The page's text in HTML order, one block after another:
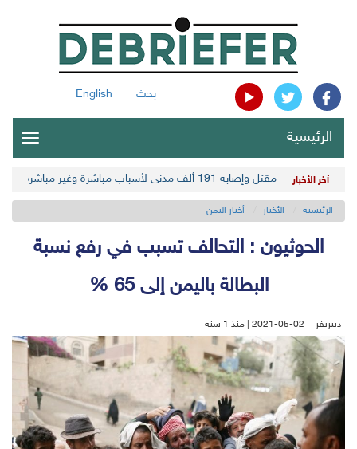
بحث English
الرئيسية
آخر الأخبار مقتل وإصابة 191 ألف مدني لأسباب مباشرة وغير مباشرة في أحدث حصيلة حوثية
الرئيسية الأخبار أخبار اليمن
الحوثيون : التحالف تسبب في رفع نسبة
البطالة باليمن إلى 65 %
ديبريفر 2021-05-02 | منذ 1 سنة